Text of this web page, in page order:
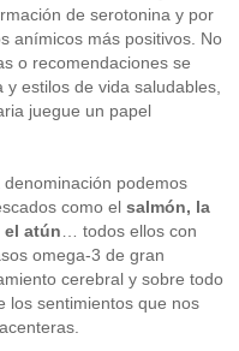
de serotonina y por
anímicos más positivos. No
o recomendaciones se
estilos de vida saludables,
juegue un papel
podemos
como el salmón, la
el atún… todos ellos con
omega-3 de gran
cerebral y sobre todo
los sentimientos que nos